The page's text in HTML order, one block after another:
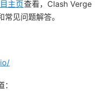
主页查看，Clash Verge
见问题解答。